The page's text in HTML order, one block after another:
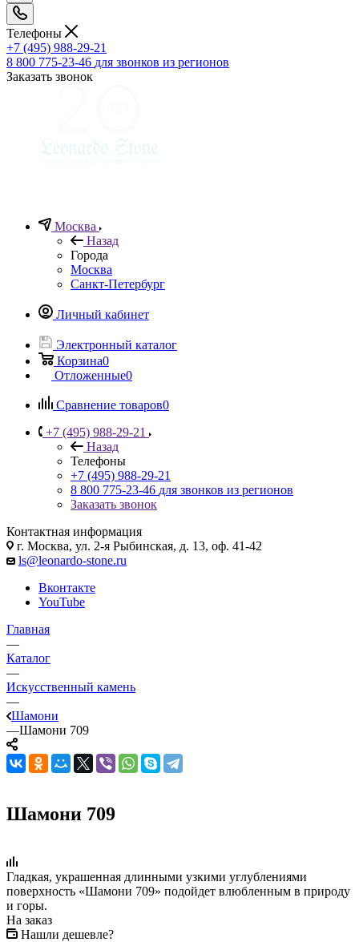
Телефоны
+7 (495) 988-29-21
8 800 775-23-46 для звонков из регионов
Заказать звонок
Москва
Назад
Города
Москва
Санкт-Петербург
Личный кабинет
Электронный каталог
Корзина0
Отложенные0
Сравнение товаров0
+7 (495) 988-29-21
Назад
Телефоны
+7 (495) 988-29-21
8 800 775-23-46 для звонков из регионов
Заказать звонок
Контактная информация
г. Москва, ул. 2-я Рыбинская, д. 13, оф. 41-42
ls@leonardo-stone.ru
Вконтакте
YouTube
Главная
—
Каталог
—
Искусственный камень
—
Шамони
—Шамони 709
Шамони 709
Гладкая, украшенная длинными узкими углублениями
поверхность «Шамони 709» подойдет влюбленным в природу
и горы.
На заказ
Нашли дешевле?